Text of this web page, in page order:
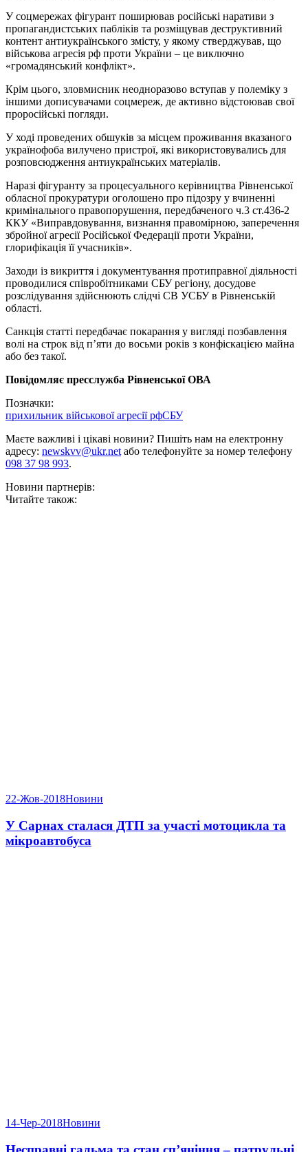
У соцмережах фігурант поширював російські наративи з
пропагандистських пабліків та розміщував деструктивний
контент антиукраїнського змісту, у якому стверджував, що
військова агресія рф проти України – це виключно
«громадянський конфлікт».
Крім цього, зловмисник неодноразово вступав у полеміку з
іншими дописувачами соцмереж, де активно відстоював свої
проросійські погляди.
У ході проведених обшуків за місцем проживання вказаного
українофоба вилучено пристрої, які використовувались для
розповсюдження антиукраїнських матеріалів.
Наразі фігуранту за процесуального керівництва Рівненської
обласної прокуратури оголошено про підозру у вчиненні
кримінального правопорушення, передбаченого ч.3 ст.436-2
ККУ «Виправдовування, визнання правомірною, заперечення
збройної агресії Російської Федерації проти України,
глорифікація її учасників».
Заходи із викриття і документування протиправної діяльності
проводилися співробітниками СБУ регіону, досудове
розслідування здійснюють слідчі СВ УСБУ в Рівненській
області.
Санкція статті передбачає покарання у вигляді позбавлення
волі на строк від п’яти до восьми років з конфіскацією майна
або без такої.
Повідомляє пресслужба Рівненської ОВА
Позначки:
прихильник військової агресії рфСБУ
Маєте важливі і цікаві новини? Пишіть нам на електронну
адресу: newskvv@ukr.netабо телефонуйте за номер телефону
098 37 98 993.
Новини партнерів:
Читайте також:
22-Жов-2018Новини
У Сарнах сталася ДТП за участі мотоцикла та
мікроавтобуса
14-Чер-2018Новини